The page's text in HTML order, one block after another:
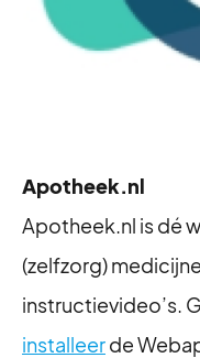
Apotheek.nl
Apotheek.nl is dé
(zelfzorg)
instructievideo’s.
installeerde